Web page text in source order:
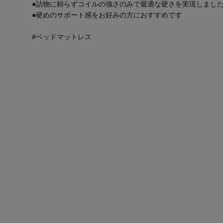
●詰物に頼らずコイルの強さのみで最適な硬さを実現しまし
●硬めのサポート感をお好みの方におすすめです
#ベッドマットレス